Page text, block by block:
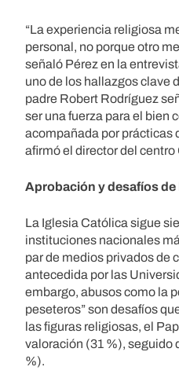
“La experiencia religiosa
personal, no porque otro
señaló Pérez en la
uno de los hallazgos clave
padre Robert Rodríguez
ser una fuerza para el bien
acompañada por prácticas
afirmó el director del centro
Aprobación y desafíos de
La Iglesia Católica sigue
instituciones nacionales
par de medios privados de
antecedida por las
embargo, abusos como la
peseteros” son desafíos
las figuras religiosas, el
valoración (31 %), seguido
%).